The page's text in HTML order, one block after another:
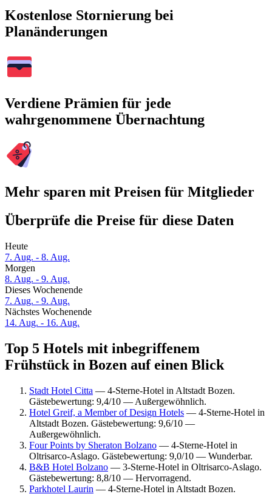
Kostenlose Stornierung bei
Planänderungen
Verdiene Prämien für jede
wahrgenommene Übernachtung
Mehr sparen mit Preisen für Mitglieder
Überprüfe die Preise für diese Daten
Heute
7. Aug. - 8. Aug.
Morgen
8. Aug. - 9. Aug.
Dieses Wochenende
7. Aug. - 9. Aug.
Nächstes Wochenende
14. Aug. - 16. Aug.
Top 5 Hotels mit inbegriffenem
Frühstück in Bozen auf einen Blick
Stadt Hotel Citta — 4-Sterne-Hotel in Altstadt Bozen.
Gästebewertung: 9,4/10 — Außergewöhnlich.
Hotel Greif, a Member of Design Hotels — 4-Sterne-Hotel in
Altstadt Bozen. Gästebewertung: 9,6/10 —
Außergewöhnlich.
Four Points by Sheraton Bolzano — 4-Sterne-Hotel in
Oltrisarco-Aslago. Gästebewertung: 9,0/10 — Wunderbar.
B&B Hotel Bolzano — 3-Sterne-Hotel in Oltrisarco-Aslago.
Gästebewertung: 8,8/10 — Hervorragend.
Parkhotel Laurin — 4-Sterne-Hotel in Altstadt Bozen.